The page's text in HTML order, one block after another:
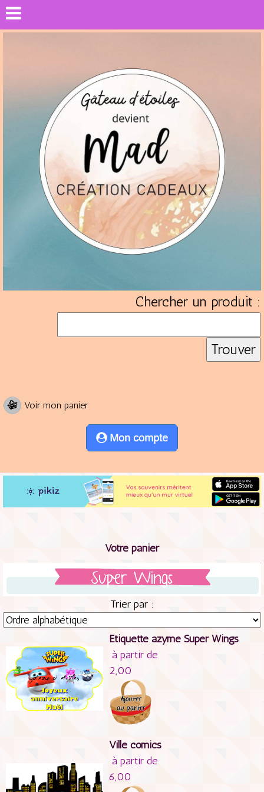
Chercher un produit :
Voir mon panier
Votre panier
Trier par :
Etiquette azyme Super Wings
à partir de
2,00
Ville comics
à partir de
6,00